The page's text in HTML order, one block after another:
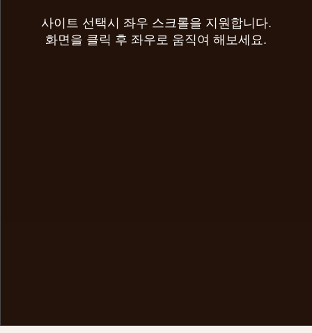
사이트 선택시 좌우 스크롤을 지원합니다.
화면을 클릭 후 좌우로 움직여 해보세요.